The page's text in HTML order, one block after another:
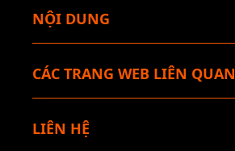
NỘI DUNG
CÁC TRANG WEB LIÊN QUAN
LIÊN HỆ